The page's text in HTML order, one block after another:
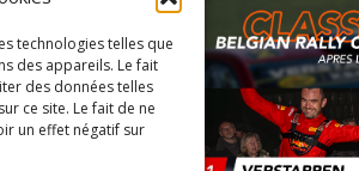
technologies telles que
des appareils. Le fait
des données telles
ce site. Le fait de ne
un effet négatif sur